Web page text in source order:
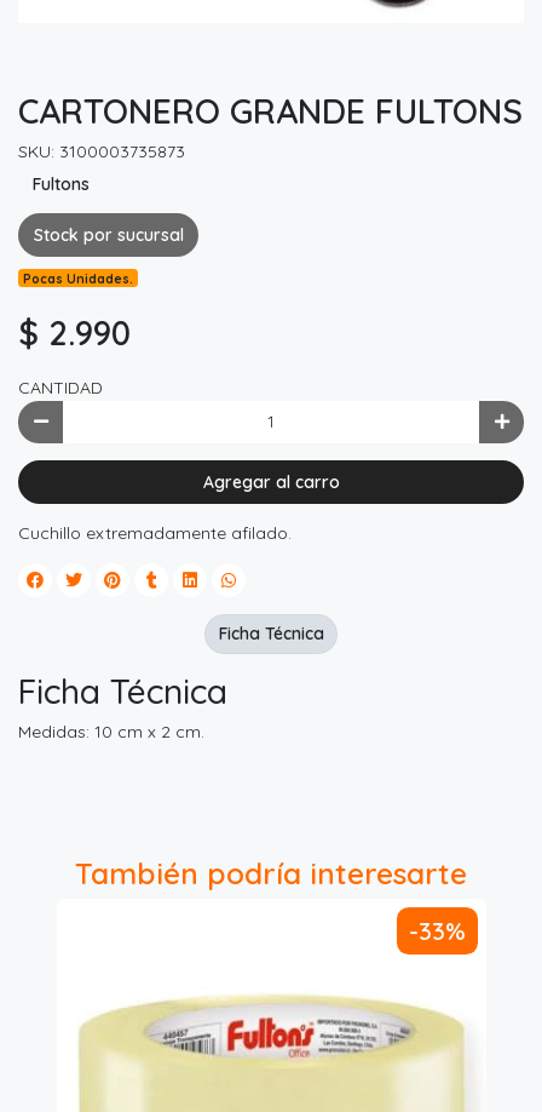
CARTONERO GRANDE FULTONS
SKU: 3100003735873
Fultons
Stock por sucursal
Pocas Unidades.
$ 2.990
CANTIDAD
Agregar al carro
Cuchillo extremadamente afilado.
Ficha Técnica
Medidas: 10 cm x 2 cm.
Ficha Técnica
También podría interesarte
-33%